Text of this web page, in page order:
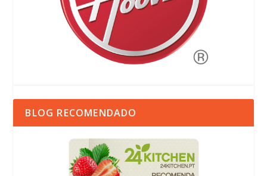
BLOG RECOMENDADO